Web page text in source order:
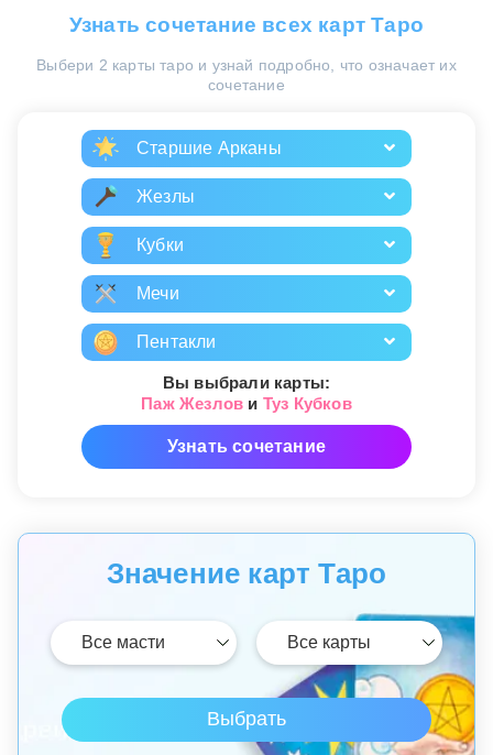
Узнать сочетание всех карт Таро
Выбери 2 карты таро и узнай подробно, что означает их
сочетание
Старшие Арканы
Жезлы
Кубки
Мечи
Пентакли
Вы выбрали карты:
Паж Жезлов и Туз Кубков
Узнать сочетание
Значение карт Таро